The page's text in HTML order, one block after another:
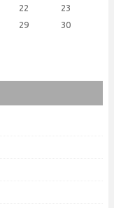
22
23
29
30